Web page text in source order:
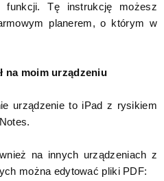
funkcji. Tę instrukcję możesz
planerem, o którym w
na moim urządzeniu
urządzenie to iPad z rysikiem
na innych urządzeniach z
można edytować pliki PDF: